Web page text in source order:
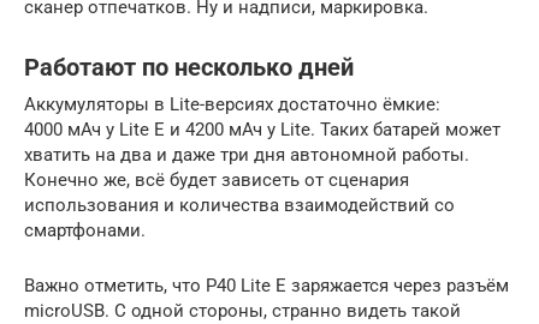
сканер отпечатков. Ну и надписи, маркировка.
Работают по несколько дней
Аккумуляторы в Lite-версиях достаточно ёмкие:
4000 мАч у Lite E и 4200 мАч у Lite. Таких батарей может
хватить на два и даже три дня автономной работы.
Конечно же, всё будет зависеть от сценария
использования и количества взаимодействий со
смартфонами.
Важно отметить, что P40 Lite E заряжается через разъём
microUSB. С одной стороны, странно видеть такой